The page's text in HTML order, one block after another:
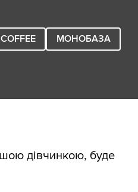
МОНОБАЗА
дівчинкою, буде